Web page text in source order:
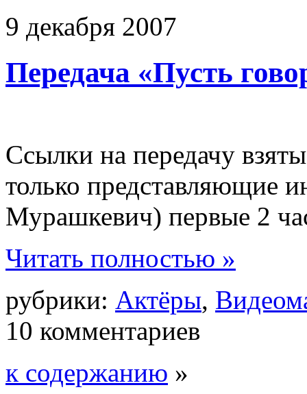
9 декабря 2007
Передача «Пусть
Ссылки на передачу
только представляющие
Мурашкевич) первые 2
Читать полностью »
рубрики: Актёры,
10 комментариев
к содержанию »